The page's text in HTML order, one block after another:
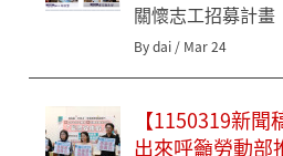
關懷志工招募計畫
By dai / Mar 24
【1150319新
出來呼籲勞動部